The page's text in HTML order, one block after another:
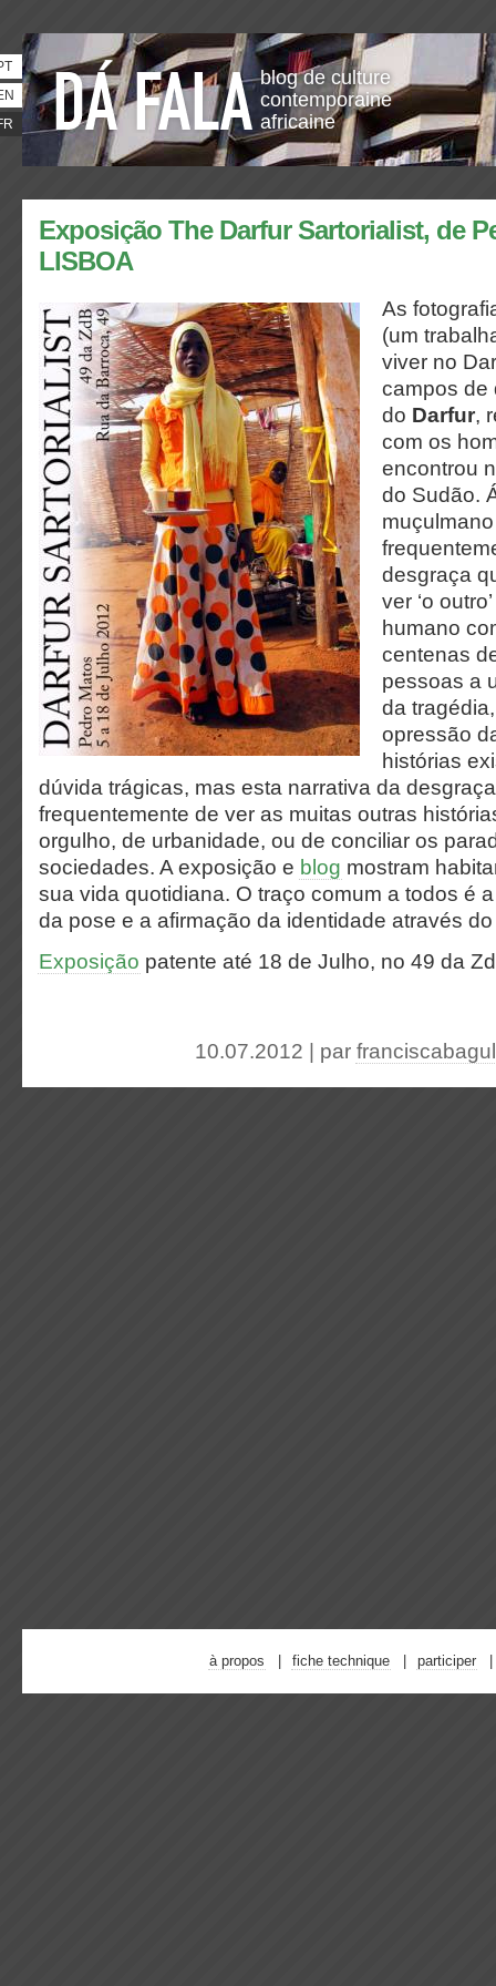
blog de culture
contemporaine
africaine
Exposição The Darfur Sartorialist, de
LISBOA
As
(um
viver no
campos de
do Darfur,
com os
encontrou
do Sudão.
desgraça
ver ‘o
humano
centenas
pessoas a
da
opressão
histórias
dúvida trágicas, mas esta narrativa da
frequentemente de ver as muitas outras
orgulho, de urbanidade, ou de conciliar os
sociedades. A exposição e blog mostram
sua vida quotidiana. O traço comum a todos é
da pose e a afirmação da identidade através
Exposição patente até 18 de Julho, no 49 da
10.07.2012 | par
à propos fiche technique participer